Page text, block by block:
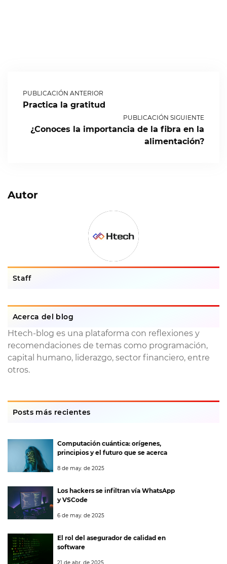
PUBLICACIÓN ANTERIOR
Practica la gratitud
PUBLICACIÓN SIGUIENTE
¿Conoces la importancia de la fibra en la
alimentación?
Autor
Staff
Acerca del blog
Htech-blog es una plataforma con reflexiones y
recomendaciones de temas como programación,
capital humano, liderazgo, sector financiero, entre
otros.
Posts más recientes
Computación cuántica: orígenes,
principios y el futuro que se acerca
8 de may. de 2025
Los hackers se infiltran vía WhatsApp
y VSCode
6 de may. de 2025
El rol del asegurador de calidad en
software